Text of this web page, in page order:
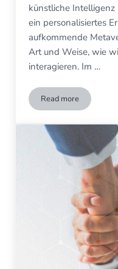
künstliche
ein personalisiertes
aufkommende
Art und Weise, wie
interagieren. Im …
Read moreMetaverse für